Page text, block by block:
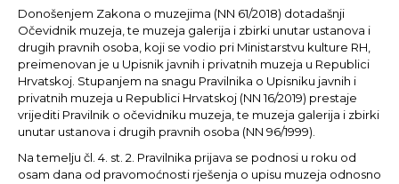
Donošenjem Zakona o muzejima (NN 61/2018) dotadašnji
Očevidnik muzeja, te muzeja galerija i zbirki unutar ustanova i
drugih pravnih osoba, koji se vodio pri Ministarstvu kulture RH,
preimenovan je u Upisnik javnih i privatnih muzeja u Republici
Hrvatskoj. Stupanjem na snagu Pravilnika o Upisniku javnih i
privatnih muzeja u Republici Hrvatskoj (NN 16/2019) prestaje
vrijediti Pravilnik o očevidniku muzeja, te muzeja galerija i zbirki
unutar ustanova i drugih pravnih osoba (NN 96/1999).
Na temelju čl. 4. st. 2. Pravilnika prijava se podnosi u roku od
osam dana od pravomoćnosti rješenja o upisu muzeja odnosno